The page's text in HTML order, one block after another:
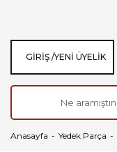
GIRIŞ /YENI ÜYELIK
Anasayfa Yedek Parça